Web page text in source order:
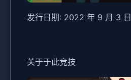
发行日期: 2022 年 9 月 3 日
关于于此竞技